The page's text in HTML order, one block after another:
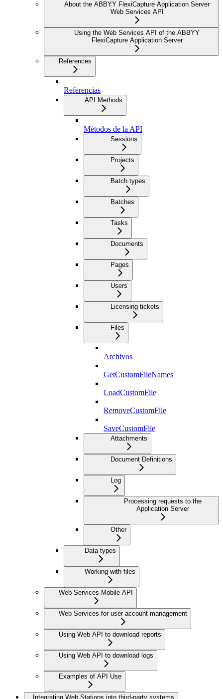
About the ABBYY FlexiCapture Application Server
Web Services API
Using the Web Services API of the ABBYY
FlexiCapture Application Server
References
Referencias
API Methods
Métodos de la API
Sessions
Projects
Batch types
Batches
Tasks
Documents
Pages
Users
Licensing tickets
Files
Archivos
GetCustomFileNames
LoadCustomFile
RemoveCustomFile
SaveCustomFile
Attachments
Document Definitions
Log
Processing requests to the
Application Server
Other
Data types
Working with files
Web Services Mobile API
Web Services for user account management
Using Web API to download reports
Using Web API to download logs
Examples of API Use
Integrating Web Stations into third-party systems